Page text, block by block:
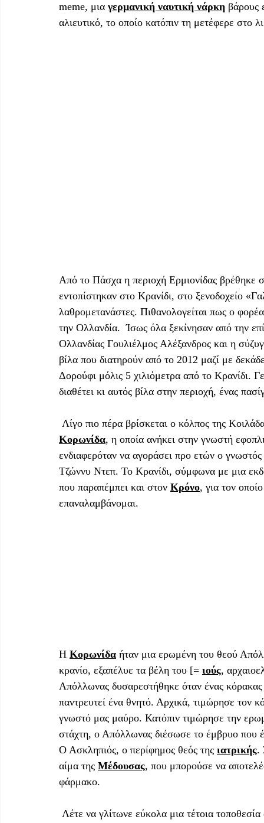
meme, μια γερμανική ναυτική νάρκη βάρους
αλιευτικό, το οποίο κατόπιν τη μετέφερε στο
Από το Πάσχα η περιοχή Ερμιονίδας βρέθηκε
εντοπίστηκαν στο Κρανίδι, στο ξενοδοχείο
λαθρομετανάστες. Πιθανολογείται πως ο
την Ολλανδία.  Ίσως όλα ξεκίνησαν από την
Ολλανδίας Γουλιέλμος Αλέξανδρος και η
βίλα που διατηρούν από το 2012 μαζί με
Δορούφι μόλις 5 χιλιόμετρα από το Κρανίδι.
διαθέτει κι αυτός βίλα στην περιοχή, ένας
Λίγο πιο πέρα βρίσκεται ο κόλπος της
Κορωνίδα, η οποία ανήκει στην γνωστή
ενδιαφερόταν να αγοράσει προ ετών ο
Τζώννυ Ντεπ. Το Κρανίδι, σύμφωνα με μια
που παραπέμπει και στον Κρόνο, για τον
επαναλαμβάνομαι.
Η Κορωνίδα ήταν μια ερωμένη του θεού
κρανίο, εξαπέλυε τα βέλη του [= ιούς,
Απόλλωνας δυσαρεστήθηκε όταν ένας
παντρευτεί ένα θνητό. Αρχικά, τιμώρησε τον
γνωστό μας μαύρο. Κατόπιν τιμώρησε την
στάχτη, ο Απόλλωνας διέσωσε το έμβρυο που
Ο Ασκληπιός, ο περίφημος θεός της ιατρικής.
αίμα της Μέδουσας, που μπορούσε να
φάρμακο.
Λέτε να γλίτωνε εύκολα μια τέτοια